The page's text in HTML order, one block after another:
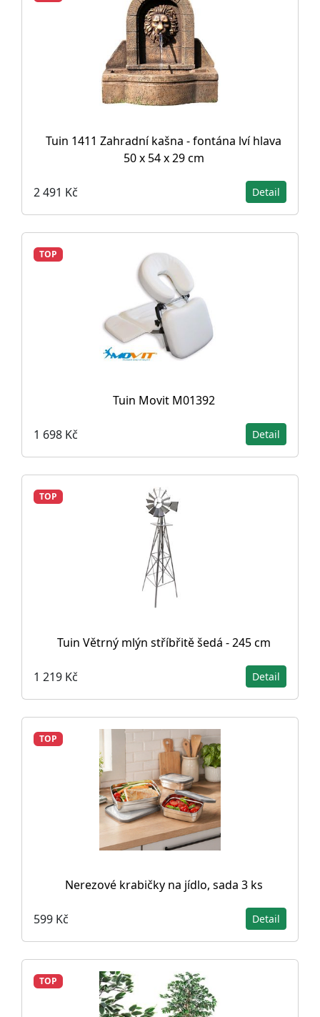
Tuin 1411 Zahradní kašna - fontána lví hlava
50 x 54 x 29 cm
2 491 Kč Detail
TOP
Tuin Movit M01392
1 698 Kč Detail
TOP
Tuin Větrný mlýn stříbřitě šedá - 245 cm
1 219 Kč Detail
TOP
Nerezové krabičky na jídlo, sada 3 ks
599 Kč Detail
TOP